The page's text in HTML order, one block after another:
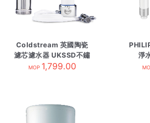
Coldstream 英國陶瓷
濾芯濾水器 UKSSD不鏽
鋼
MOP 1,799.00
淨